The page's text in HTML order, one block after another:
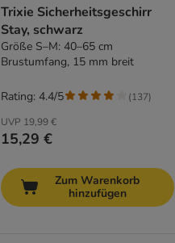
Trixie Sicherheitsgeschirr
Stay, schwarz
Größe S–M: 40–65 cm
Brustumfang, 15 mm breit
UVP 19,99 €
15,29 €
Rating: 4.4/5 (137)
Zum Warenkorb
hinzufügen